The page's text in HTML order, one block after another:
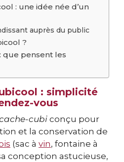
: une idée née d’un
auprès du public
?
que pensent les
: simplicité
vous
cubiconçu pour
et la conservation de
(sac à vin, fontaine à
conception astucieuse,